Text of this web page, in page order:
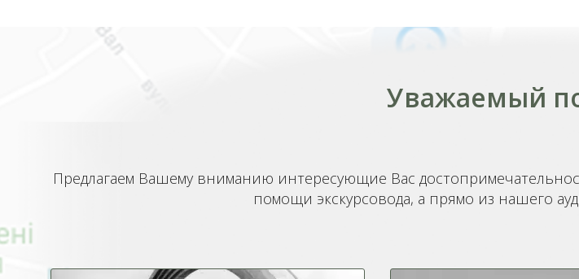
Уважаемый
Предлагаем Вашему вниманию интересующие Вас
помощи экскурсовода, а прямо из нашего